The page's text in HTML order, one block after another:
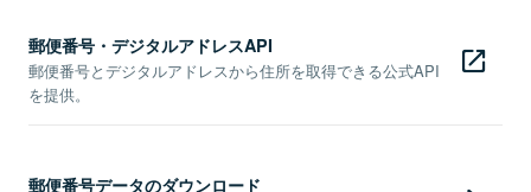
郵便番号・デジタルアドレスAPI
郵便番号とデジタルアドレスから住所を取得できる公式API
を提供。
郵便番号データのダウンロード